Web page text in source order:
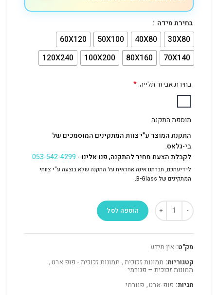
בחירת מידה
30X80
40X80
50X100
60X120
70X140
80X160
100X200
120X240
בחירת אביזר תלייה:*
תוספת התקנה
התקנת המוצר ע"י צוות המתקינים המוסמכים של
בי-גלאס.
לקבלת הצעת מחיר להתקנה, פנו אלינו -053-542-4299
לידיעתכם, חברתנו אינה אחראית על התקנה שלא בוצעה ע"י צוותי
המתקינים של B-Glass.
הוספה לסל
מק"ט: אין מידע
קטגוריות: תמונות זכוכית, תמונות זכוכית - פופ ארט,
תמונות זכוכית – פנורמי
תגיות: פופ-ארט, פנורמי